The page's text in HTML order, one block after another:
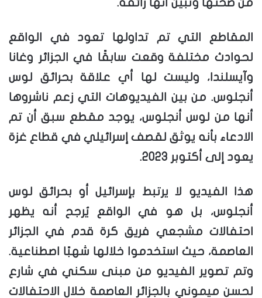
من صحتها وتبين أنها زائفة.
المقاطع التي تم تداولها تعود في الواقع
لحوادث مختلفة وقعت سابقًا في الجزائر وغانا
وآيسلندا، وليست لها أي علاقة بحرائق لوس
أنجلوس. من بين الفيديوهات التي زعم ناشروها
أنها من لوس أنجلوس، يوجد مقطع سبق أن تم
الادعاء بأنه يوثق لقصف إسرائيلي في قطاع غزة
يعود إلى أكتوبر 2023.
هذا الفيديو لا يرتبط بإسرائيل أو بحرائق لوس
أنجلوس، بل هو في الواقع يُرجح أنه يظهر
احتفالات مشجعي فريق كرة قدم في الجزائر
العاصمة، حيث استخدموا خلالها شهبًا اصطناعية.
وتم تصوير الفيديو من مبنى سكني في شارع
لحسن ميموني بالجزائر العاصمة خلال الاحتفالات